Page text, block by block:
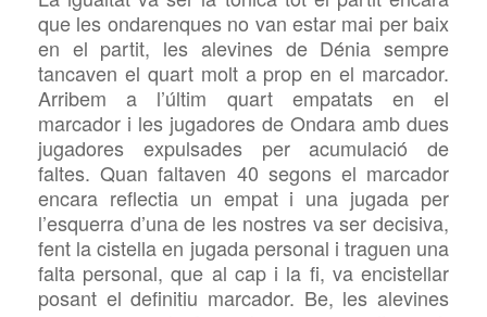
que les ondarenques no van estar mai per baix
en el partit, les alevines de Dénia sempre
tancaven el quart molt a prop en el marcador.
Arribem a l’últim quart empatats en el
marcador i les jugadores de Ondara amb dues
jugadores expulsades per acumulació de
faltes. Quan faltaven 40 segons el marcador
encara reflectia un empat i una jugada per
l’esquerra d’una de les nostres va ser decisiva,
fent la cistella en jugada personal i traguen una
falta personal, que al cap i la fi, va encistellar
posant el definitiu marcador. Be, les alevines